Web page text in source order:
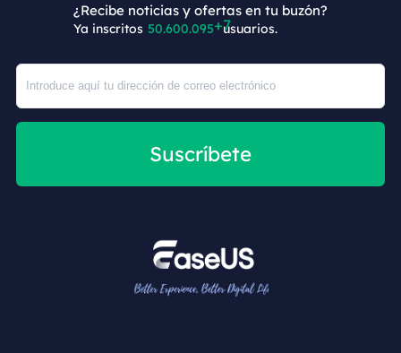
¿Recibe noticias y ofertas en tu buzón?
Ya inscritos 50.600.102 usuarios.
Suscríbete